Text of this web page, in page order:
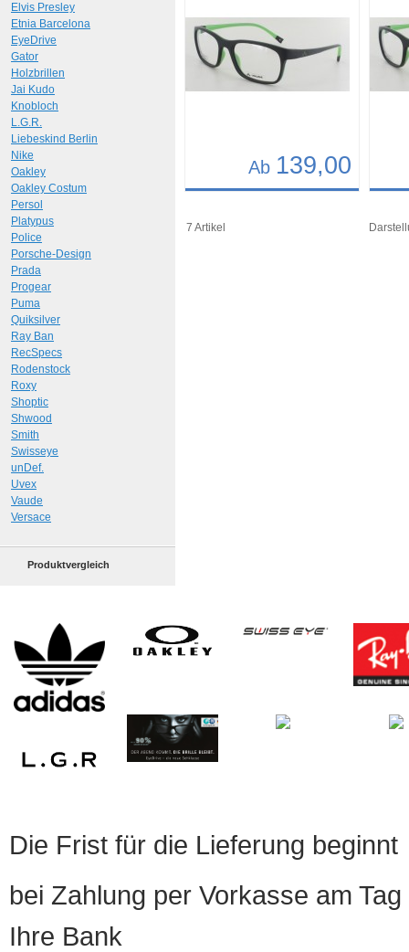
Ab 139,00
Art.-Nr.: 10861 Art.-
7 Artikel
Elvis Presley
Etnia Barcelona
EyeDrive
Gator
Holzbrillen
Jai Kudo
Knobloch
L.G.R.
Liebeskind Berlin
Nike
Oakley
Oakley Costum
Persol
Platypus
Police
Porsche-Design
Prada
Progear
Puma
Quiksilver
Ray Ban
RecSpecs
Rodenstock
Roxy
Shoptic
Shwood
Smith
Swisseye
unDef.
Uvex
Vaude
Versace
Produktvergleich
Die Frist für die Lieferung beginnt
bei Zahlung per Vorkasse am
Ihre Bank